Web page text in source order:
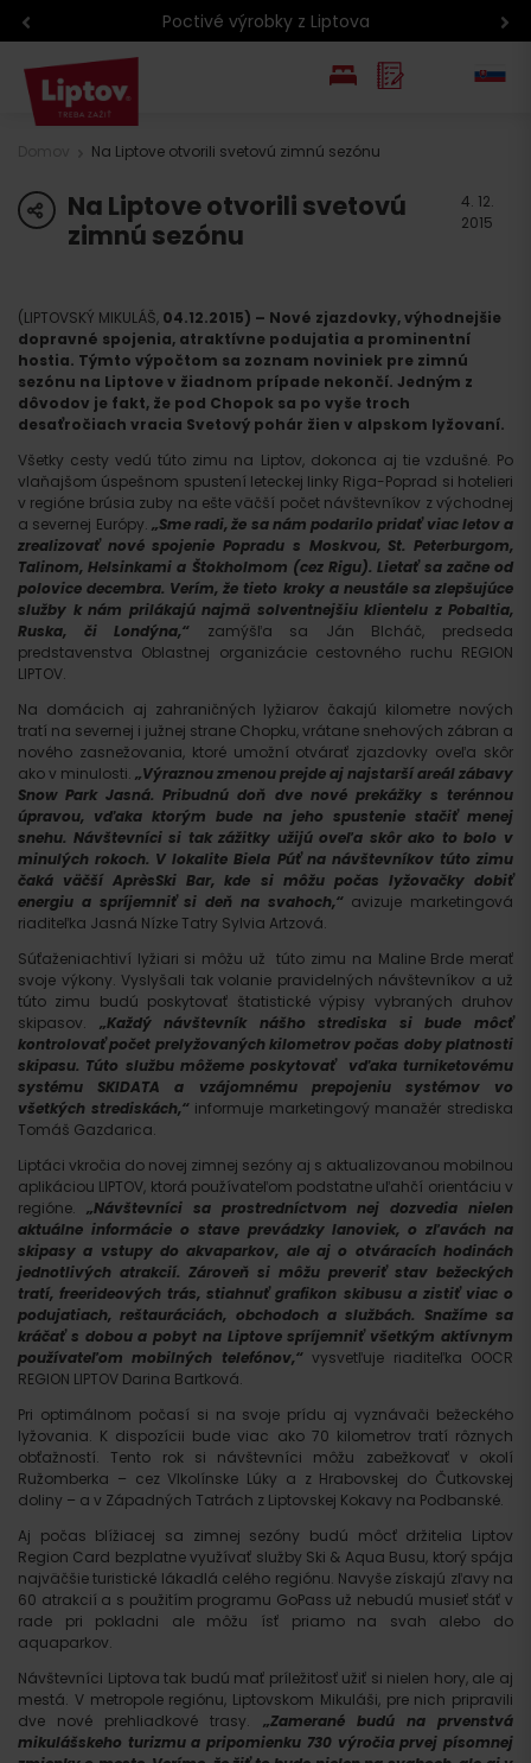
Poctivé výrobky z Liptova
Na Liptove otvorili svetovú zimnú sezónu
share
Na Liptove otvorili svetovú
zimnú sezónu
4. 12.
2015
(LIPTOVSKÝ MIKULÁŠ, 04.12.2015) – Nové zjazdovky, výhodnejšie
dopravné spojenia, atraktívne podujatia a prominentní
hostia. Týmto výpočtom sa zoznam noviniek pre zimnú
sezónu na Liptove v žiadnom prípade nekončí. Jedným z
dôvodov je fakt, že pod Chopok sa po vyše troch
desaťročiach vracia Svetový pohár žien v alpskom lyžovaní.
Všetky cesty vedú túto zimu na Liptov, dokonca aj tie vzdušné. Po
vlaňajšom úspešnom spustení leteckej linky Riga-Poprad si hotelieri
v regióne brúsia zuby na ešte väčší počet návštevníkov z východnej
a severnej Európy. „Sme radi, že sa nám podarilo pridať viac letov a
zrealizovať nové spojenie Popradu s Moskvou, St. Peterburgom,
Talinom, Helsinkami a Štokholmom (cez Rigu). Lietať sa začne od
polovice decembra. Verím, že tieto kroky a neustále sa zlepšujúce
služby k nám prilákajú najmä solventnejšiu klientelu z Pobaltia,
Ruska, či Londýna,“ zamýšľa sa Ján Blcháč, predseda
predstavenstva Oblastnej organizácie cestovného ruchu REGION
LIPTOV.
Na domácich aj zahraničných lyžiarov čakajú kilometre nových
tratí na severnej i južnej strane Chopku, vrátane snehových zábran a
nového zasnežovania, ktoré umožní otvárať zjazdovky oveľa skôr
ako v minulosti. „Výraznou zmenou prejde aj najstarší areál zábavy
Snow Park Jasná. Pribudnú doň dve nové prekážky s terénnou
úpravou, vďaka ktorým bude na jeho spustenie stačiť menej
snehu. Návštevníci si tak zážitky užijú oveľa skôr ako to bolo v
minulých rokoch. V lokalite Biela Púť na návštevníkov túto zimu
čaká väčší AprèsSki Bar, kde si môžu počas lyžovačky dobiť
energiu a spríjemniť si deň na svahoch,“avizuje marketingová
riaditeľka Jasná Nízke Tatry Sylvia Artzová.
Súťaženiachtiví lyžiari si môžu už túto zimu na Maline Brde merať
svoje výkony. Vyslyšali tak volanie pravidelných návštevníkov a už
túto zimu budú poskytovať štatistické výpisy vybraných druhov
skipasov. „Každý návštevník nášho strediska si bude môcť
kontrolovať počet prelyžovaných kilometrov počas doby platnosti
skipasu. Túto službu môžeme poskytovať vďaka turniketovému
systému SKIDATA a vzájomnému prepojeniu systémov vo
všetkých strediskách,“informuje marketingový manažér strediska
Tomáš Gazdarica.
Liptáci vkročia do novej zimnej sezóny aj s aktualizovanou mobilnou
aplikáciou LIPTOV, ktorá používateľom podstatne uľahčí orientáciu v
regióne. „Návštevníci sa prostredníctvom nej dozvedia nielen
aktuálne informácie o stave prevádzky lanoviek, o zľavách na
skipasy a vstupy do akvaparkov, ale aj o otváracích hodinách
jednotlivých atrakcií. Zároveň si môžu preveriť stav bežeckých
tratí, freerideových trás, stiahnuť grafikon skibusu a zistiť viac o
podujatiach, reštauráciách, obchodoch a službách. Snažíme sa
kráčať s dobou a pobyt na Liptove spríjemniť všetkým aktívnym
používateľom mobilných telefónov,“vysvetľuje riaditeľka OOCR
REGION LIPTOV Darina Bartková.
Pri optimálnom počasí si na svoje prídu aj vyznávači bežeckého
lyžovania. K dispozícii bude viac ako 70 kilometrov tratí rôznych
obťažností. Tento rok si návštevníci môžu zabežkovať v okolí
Ružomberka – cez Vlkolínske Lúky a z Hrabovskej do Čutkovskej
doliny – a v Západných Tatrách z Liptovskej Kokavy na Podbanské.
Aj počas blížiacej sa zimnej sezóny budú môcť držitelia Liptov
Region Card bezplatne využívať služby Ski & Aqua Busu, ktorý spája
najväčšie turistické lákadlá celého regiónu. Navyše získajú zľavy na
60 atrakcií a s použitím programu GoPass už nebudú musieť stáť v
rade pri pokladni ale môžu ísť priamo na svah alebo do
aquaparkov.
Návštevníci Liptova tak budú mať príležitosť užiť si nielen hory, ale aj
mestá. V metropole regiónu, Liptovskom Mikuláši, pre nich pripravili
dve nové prehliadkové trasy. „Zamerané budú na prvenstvá
mikulášskeho turizmu a pripomienku 730 výročia prvej písomnej